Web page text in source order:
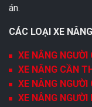
án.
CÁC LOẠI XE
XE NÂNG NGƯỜI
XE NÂNG CẦN
XE NÂNG
XE NÂNG NGƯỜI